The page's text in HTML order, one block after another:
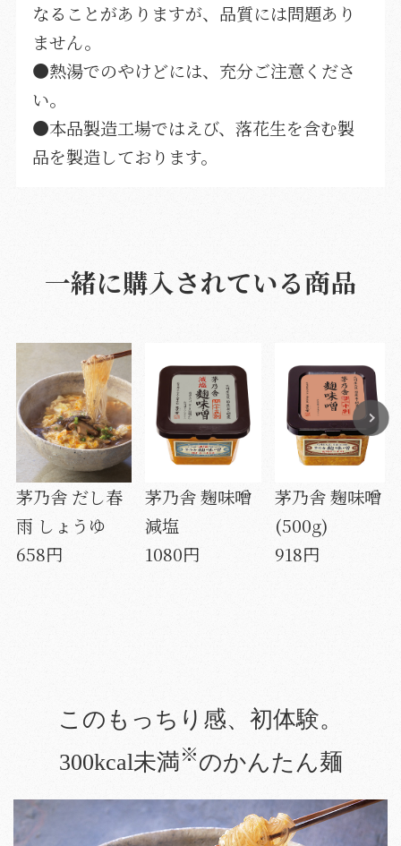
なることがありますが、品質には問題あり
ません。
●熱湯でのやけどには、充分ご注意くださ
い。
●本品製造工場ではえび、落花生を含む製
品を製造しております。
一緒に購入されている商品
茅乃舎 だし春
雨 しょうゆ
658円
茅乃舎 麹味噌
減塩
1080円
茅乃舎 麹味噌
(500g)
918円
このもっちり感、初体験。
300kcal未満※のかんたん麺